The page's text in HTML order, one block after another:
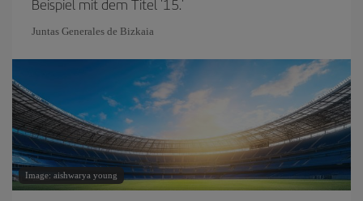
Beispiel mit dem Titel '15.'
Juntas Generales de Bizkaia
Image: aishwarya young